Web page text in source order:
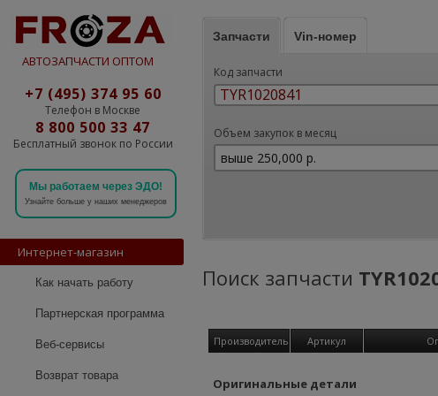
АВТОЗАПЧАСТИ ОПТОМ
+7 (495) 374 95 60
Телефон в Москве
8 800 500 33 47
Бесплатный звонок по России
Мы работаем через ЭДО!
Узнайте больше у наших менеджеров
Интернет-магазин
Как начать работу
Партнерская программа
Веб-сервисы
Возврат товара
Запчасти Vin-номер
Код запчасти
Объем закупок в месяц
Поиск запчасти
Производитель Артикул
Оригинальные детали